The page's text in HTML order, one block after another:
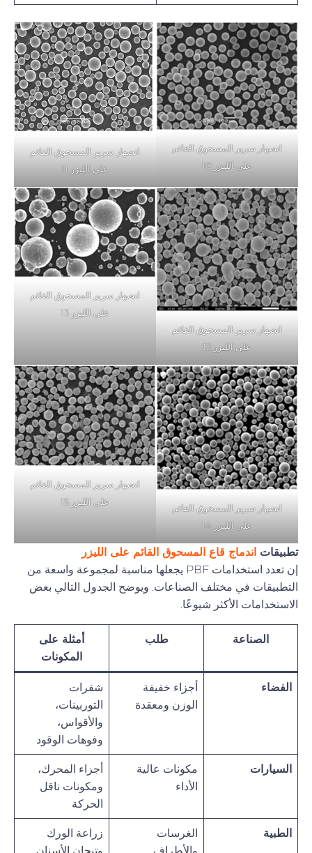
انصهار سرير المسحوق القائم
على الليزر 10
انصهار سرير المسحوق القائم
على الليزر 11
انصهار سرير المسحوق القائم
على الليزر 12
انصهار سرير المسحوق القائم
على الليزر 13
انصهار سرير المسحوق القائم
على الليزر 14
انصهار سرير المسحوق القائم
على الليزر 15
تطبيقات اندماج قاع المسحوق القائم على الليزر
إن تعدد استخدامات PBF يجعلها مناسبة لمجموعة واسعة من
التطبيقات في مختلف الصناعات. ويوضح الجدول التالي بعض
الاستخدامات الأكثر شيوعًا.
الصناعة طلب
أمثلة على
المكونات
الفضاء
أجزاء خفيفة
الوزن ومعقدة
شفرات
التوربينات،
والأقواس،
وفوهات الوقود
السيارات
مكونات عالية
الأداء
أجزاء المحرك،
ومكونات ناقل
الحركة
الطبية
الغرسات
زراعة الورك